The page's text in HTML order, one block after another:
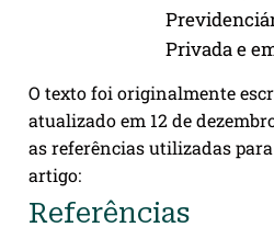
Privada e
O texto foi originalmente
atualizado em 12 de
as referências utilizadas
artigo:
Referências